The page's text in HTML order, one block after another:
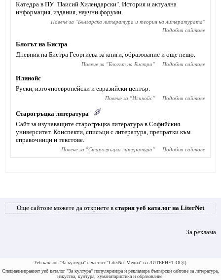
Катедра в ПУ "Паисий Хилендарски". История и актуална
информация, издания, научни форуми.
Повече за "Българска литература и теория на литературата"
Подобни сайтове
Блогът на Бистра
Дневник на Бистра Георгиева за книги, образование и още нещо.
Повече за "Блогът на Бистра" Подобни сайтове
Илинойс
Руски, източноевропейски и евразийски център.
Повече за "Илинойс" Подобни сайтове
Старогръцка литература
Сайт за изучаващите старогръцка литература в Софийския
университет. Конспекти, списъци с литература, препратки към
справочници и текстове.
Повече за "Старогръцка литература" Подобни сайтове
Още сайтове можете да откриете в стария уеб каталог на LiterNet
За реклама
Уеб каталог "За култура" е част от "LiterNet Медиа" на ЛИТЕРНЕТ ООД.
Специализираният уеб каталог "За култура" популяризира и рекламира български сайтове за литература,
изкуства, култура, хуманитаристика и образование.